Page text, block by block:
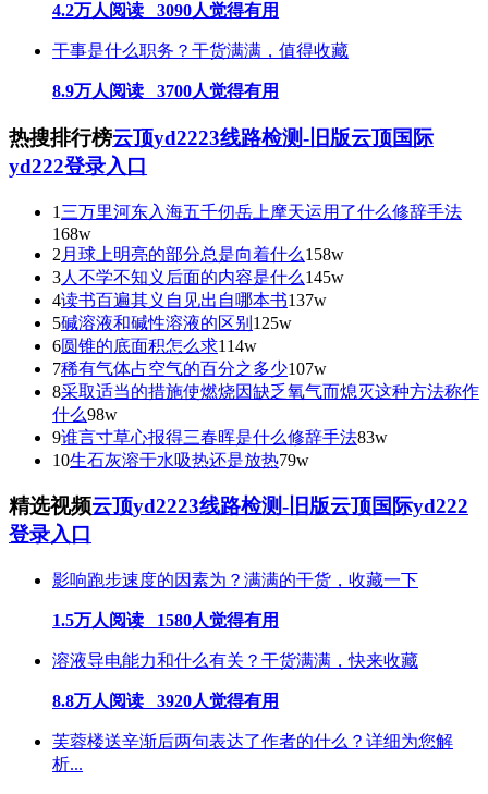
4.2万人阅读 3090人觉得有用
干事是什么职务？干货满满，值得收藏
8.9万人阅读 3700人觉得有用
热搜排行榜云顶yd2223线路检测-旧版云顶国际
yd222登录入口
1 三万里河东入海五千仞岳上摩天运用了什么修辞手法
168w
2 月球上明亮的部分总是向着什么158w
3人不学不知义后面的内容是什么145w
4读书百遍其义自见出自哪本书137w
5碱溶液和碱性溶液的区别 125w
6圆锥的底面积怎么求114w
7稀有气体占空气的百分之多少107w
8采取适当的措施使燃烧因缺乏氧气而熄灭这种方法称作
什么98w
9谁言寸草心报得三春晖是什么修辞手法83w
10生石灰溶于水吸热还是放热79w
精选视频云顶yd2223线路检测-旧版云顶国际yd222
登录入口
影响跑步速度的因素为？满满的干货，收藏一下
1.5万人阅读 1580人觉得有用
溶液导电能力和什么有关？干货满满，快来收藏
8.8万人阅读 3920人觉得有用
芙蓉楼送辛渐后两句表达了作者的什么？详细为您解
析...